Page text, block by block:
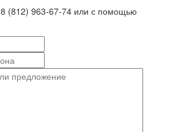
8 (812) 963-67-74 или с помощью